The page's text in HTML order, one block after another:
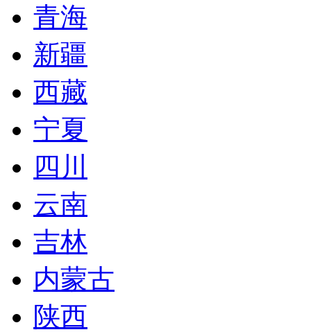
青海
新疆
西藏
宁夏
四川
云南
吉林
内蒙古
陕西